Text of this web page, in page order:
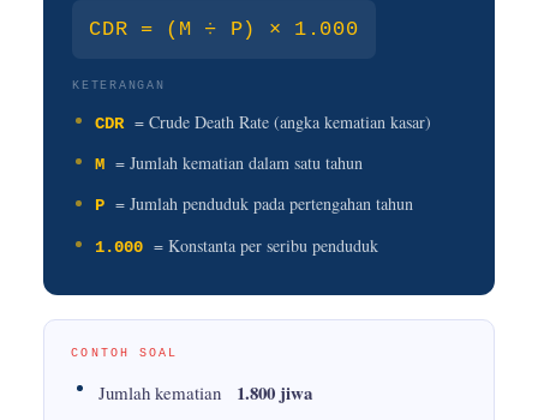
CDR = (M ÷ P) × 1.000
KETERANGAN
CDR = Crude Death Rate (angka kematian kasar)
M = Jumlah kematian dalam satu tahun
P = Jumlah penduduk pada pertengahan tahun
1.000 = Konstanta per seribu penduduk
CONTOH SOAL
Jumlah kematian 1.800 jiwa